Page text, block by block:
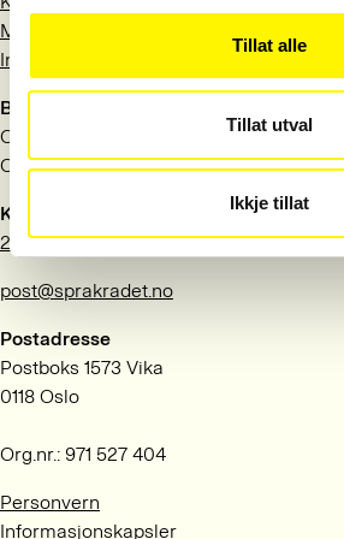
Tillat alle
Tillat utval
Ikkje tillat
Meld deg på nyhetsbrev
Information in English
Besøksadresse
Observatoriegata 1 B
Oslo
Kontakt
22 54 19 50
post@sprakradet.no
Postadresse
Postboks 1573 Vika
0118 Oslo
Org.nr.: 971 527 404
Personvern
Informasjonskapsler